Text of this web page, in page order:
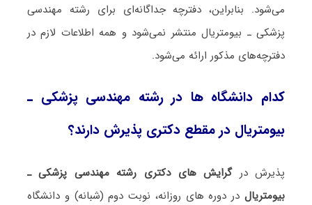
می‌شود. بنابراین، دفترچه جداگانه‌ای برای رشته ﻣﻬﻨﺪسی
پزشکی ـ بیومتریال منتشر نمی‌شود و همه اطلاعات لازم در
دفترچه‌های مذکور ارائه می‌شود.
کدام دانشگاه ها در رشته ﻣﻬﻨﺪسی پزشکی ـ
بیومتریال در مقطع دکتری پذیرش دارند؟
پذیرش درگرایش های دکتری رشته ﻣﻬﻨﺪسی پزشکی ـ
بیومتریالدر دوره های روزانه، نوبت دوم (شبانه) و دانشگاه